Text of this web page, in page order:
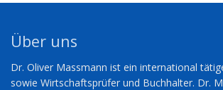
Über uns
Dr. Oliver Massmann ist ein international
sowie Wirtschaftsprüfer und Buchhalter. Dr.